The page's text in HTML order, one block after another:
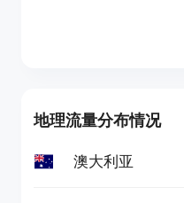
地理流量分布情况
澳大利亚